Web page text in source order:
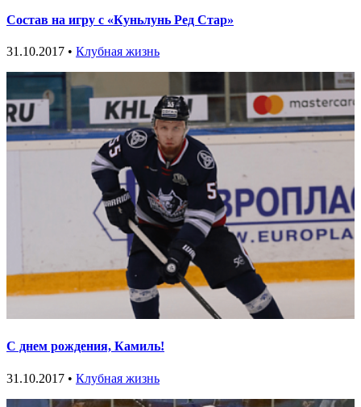
Состав на игру с «Куньлунь Ред Стар»
31.10.2017 • Клубная жизнь
С днем рождения, Камиль!
31.10.2017 • Клубная жизнь